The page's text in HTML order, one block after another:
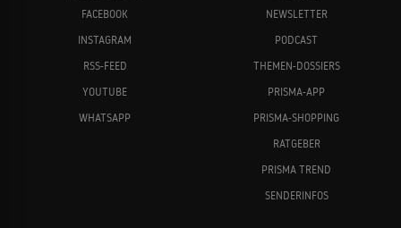
FACEBOOK
INSTAGRAM
RSS-FEED
YOUTUBE
WHATSAPP
NEWSLETTER
PODCAST
THEMEN-DOSSIERS
PRISMA-APP
PRISMA-SHOPPING
RATGEBER
PRISMA TREND
SENDERINFOS